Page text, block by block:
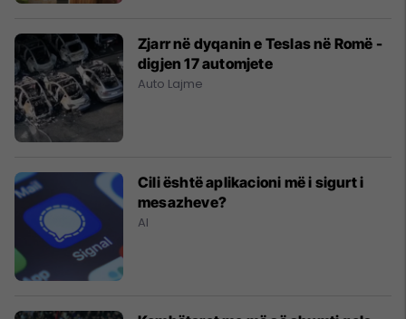
Zjarr në dyqanin e Teslas në Romë -
digjen 17 automjete
Auto Lajme
Cili është aplikacioni më i sigurt i
mesazheve?
AI